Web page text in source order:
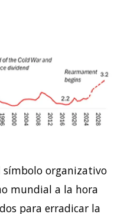
símbolo organizativo
mundial a la hora
para erradicar la